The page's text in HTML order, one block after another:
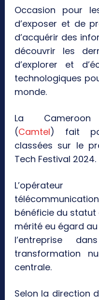
Occasion pour
d’exposer et de
d’acquérir des
découvrir les
d’explorer et
technologiques
monde.
La Cameroon
(Camtel) fait
classées sur le
Tech Festival 2024.
bénéficie du statut
mérité eu égard
l’entreprise
transformation
centrale.
Selon la direction